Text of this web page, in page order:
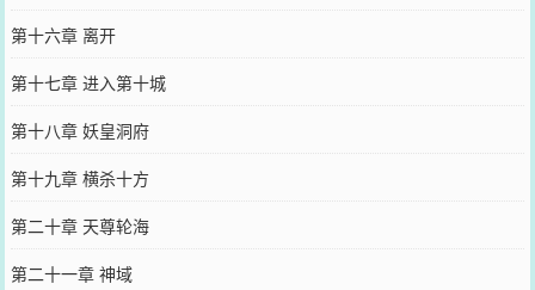
第十六章 离开
第十七章 进入第十城
第十八章 妖皇洞府
第十九章 横杀十方
第二十章 天尊轮海
第二十一章 神域